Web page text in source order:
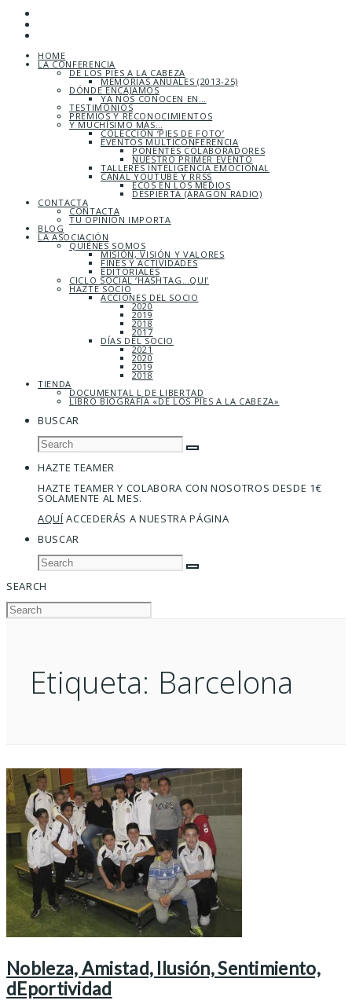
HOME
LA CONFERENCIA
DE LOS PIES A LA CABEZA
MEMORIAS ANUALES (2013-25)
DÓNDE ENCAJAMOS
YA NOS CONOCEN EN…
TESTIMONIOS
PREMIOS Y RECONOCIMIENTOS
Y MUCHÍSIMO MÁS…
COLECCIÓN ‘PIES DE FOTO’
EVENTOS MULTICONFERENCIA
PONENTES COLABORADORES
NUESTRO PRIMER EVENTO
TALLERES INTELIGENCIA EMOCIONAL
CANAL YOUTUBE Y RRSS
ECOS EN LOS MEDIOS
DESPIERTA (ARAGÓN RADIO)
CONTACTA
CONTACTA
TU OPINIÓN IMPORTA
BLOG
LA ASOCIACIÓN
QUIÉNES SOMOS
MISIÓN, VISIÓN Y VALORES
FINES Y ACTIVIDADES
EDITORIALES
CICLO SOCIAL ‘HASHTAG…QUI’
HAZTE SOCIO
ACCIONES DEL SOCIO
2020
2019
2018
2017
DÍAS DEL SOCIO
2021
2020
2019
2018
TIENDA
DOCUMENTAL L DE LIBERTAD
LIBRO BIOGRAFÍA «DE LOS PIES A LA CABEZA»
BUSCAR
HAZTE TEAMER
HAZTE TEAMER Y COLABORA CON NOSOTROS DESDE 1€
SOLAMENTE AL MES.
AQUÍACCEDERÁS A NUESTRA PÁGINA
BUSCAR
SEARCH
Etiqueta: Barcelona
Nobleza, Amistad, Ilusión, Sentimiento,
dEportividad